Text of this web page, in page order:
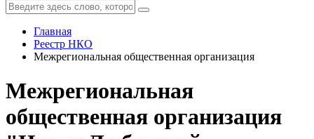
Главная
Реестр НКО
Межрегиональная общественная организация
Межрегиональная
общественная организация